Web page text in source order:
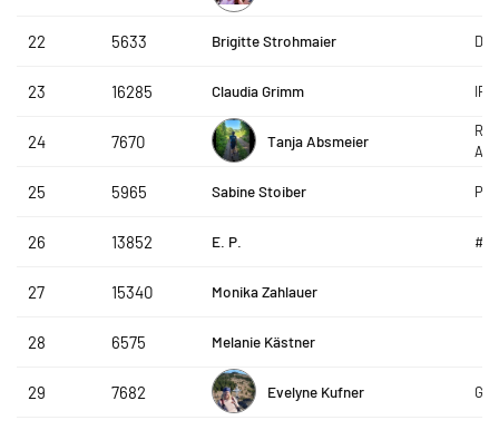
22 5633 Brigitte Strohmaier
23 16285 Claudia Grimm
24 7670 Tanja Absmeier
25 5965 Sabine Stoiber
26 13852 E. P.
27 15340 Monika Zahlauer
28 6575 Melanie Kästner
29 7682 Evelyne Kufner